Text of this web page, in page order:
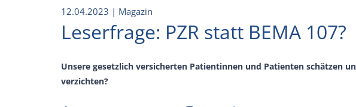
12.04.2023 | Magazin
Leserfrage: PZR statt BEMA 107?
Unsere gesetzlich versicherten Patientinnen und Patienten schätzen
verzichten?